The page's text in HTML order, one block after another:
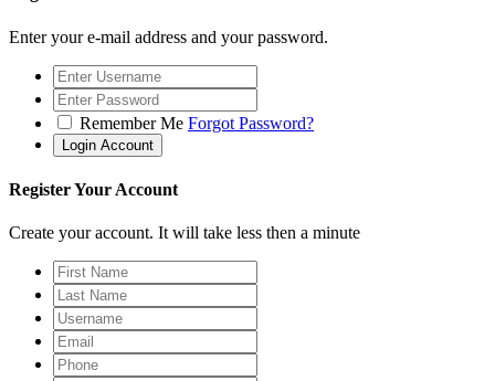
Enter your e-mail address and your password.
Remember Me Forgot Password?
Register Your Account
Create your account. It will take less then a minute